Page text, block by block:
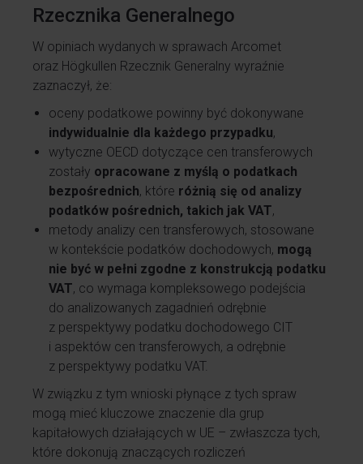
Rzecznika Generalnego
W opiniach wydanych w sprawach Arcomet
oraz Högkullen Rzecznik Generalny wyraźnie
zaznaczył, że:
oceny podatkowe powinny być dokonywane
indywidualnie dla każdego przypadku,
wytyczne OECD dotyczące cen transferowych
zostały opracowane z myślą o podatkach
bezpośrednich, które różnią się od analizy
podatków pośrednich, takich jak VAT,
metody analizy cen transferowych, stosowane
w kontekście podatków dochodowych, mogą
nie być w pełni zgodne z konstrukcją podatku
VAT, co wymaga kompleksowego podejścia
do analizowanych zagadnień odrębnie
z perspektywy podatku dochodowego CIT
i aspektów cen transferowych, a odrębnie
z perspektywy podatku VAT.
W związku z tym wnioski płynące z tych spraw
mogą mieć kluczowe znaczenie dla grup
kapitałowych działających w UE – zwłaszcza tych,
które dokonują znaczących rozliczeń